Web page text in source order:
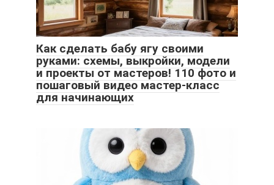
Как сделать бабу ягу своими
руками: схемы, выкройки, модели
и проекты от мастеров! 110 фото и
пошаговый видео мастер-класс
для начинающих